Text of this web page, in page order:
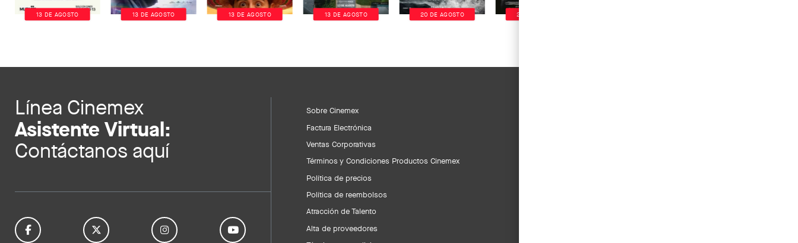
13 DE AGOSTO 13 DE AGOSTO 13 DE AGOSTO 13 DE AGOSTO 20 DE AGOSTO 20 DE AGOSTO
Línea Cinemex
Asistente Virtual:
Contáctanos aquí
Sobre Cinemex
Factura Electrónica
Ventas Corporativas
Términos y Condiciones Productos Cinemex
Política de precios
Política de reembolsos
Atracción de Talento
Alta de proveedores